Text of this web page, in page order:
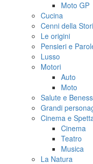
Moto GP
Cucina
Cenni della
Le origini
Pensieri e
Lusso
Motori
Auto
Moto
Salute e
Grandi
Cinema e
Cinema
Teatro
Musica
La Natura